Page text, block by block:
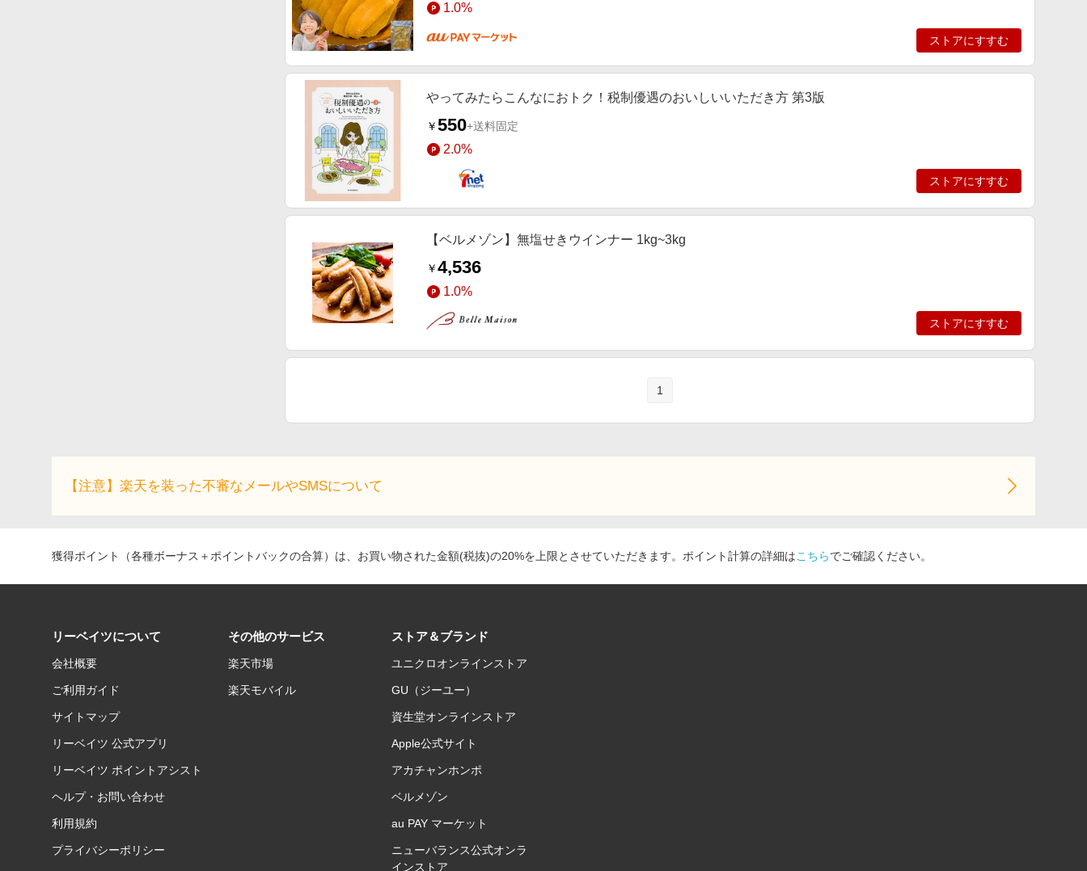
1.0%
ストアにすすむ
やってみたらこんなにおトク！税制優遇のおいしいいただき方 第3版
￥550+送料固定
2.0%
ストアにすすむ
【ベルメゾン】無塩せきウインナー 1kg~3kg
￥4,536
1.0%
ストアにすすむ
1
【注意】楽天を装った不審なメールやSMSについて
獲得ポイント（各種ボーナス＋ポイントバックの合算）は、お買い物された金額(税抜)の20%を上限とさせていただきます。ポイント計算の詳細はこちらでご確認ください。
リーベイツについて
会社概要
ご利用ガイド
サイトマップ
リーベイツ 公式アプリ
リーベイツ ポイントアシスト
ヘルプ・お問い合わせ
利用規約
プライバシーポリシー
その他のサービス
楽天市場
楽天モバイル
ストア＆ブランド
ユニクロオンラインストア
GU（ジーユー）
資生堂オンラインストア
Apple公式サイト
アカチャンホンポ
ベルメゾン
au PAY マーケット
ニューバランス公式オンラ
インストア